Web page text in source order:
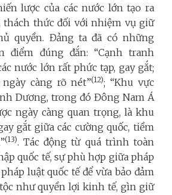
lược của các nước lớn tạo ra
thức đối với nhiệm vụ giữ
quyền. Đảng ta đã có những
điểm đúng đắn: “Cạnh tranh
nước lớn rất phức tạp, gay gắt;
càng rõ nét”(12); “Khu vực
Dương, trong đó Đông Nam Á
ngày càng quan trọng, là khu
gắt giữa các cường quốc, tiềm
(13). Tác động từ quá trình toàn
quốc tế, sự phù hợp giữa pháp
luật quốc tế để vừa bảo đảm
như quyền lợi kinh tế, gìn giữ